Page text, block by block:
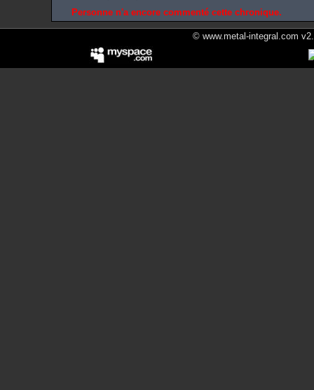
Personne n'a encore commenté cette chronique.
© www.metal-integral.com